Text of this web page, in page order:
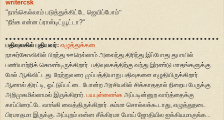
writercsk
"நாங்கெல்லாம் படுத்துக்கிட்டே ஜெயிப்போம்"
"நீங்க என்ன ப்ராஸ்டிட்யூட்டா?"
பதிவுலகில் புதியவர்: எழுத்துக்கடை
நாகர்கோவிலில் பிறந்து ஊரெல்லாம் அலைந்து திரிந்து இப்போது துபாயில்
பணியாற்றிக் கொண்டிருக்கிறார். பதிவுலகத்திற்கு வந்து இரண்டு மாதங்களுக்கு
மேல் ஆகிவிட்டது. நேற்றுவரை முப்பத்தியாறு பதிவுகளை எழுதியிருக்கிறார்.
ஆனால் திரட்டி, ஓட்டுப்பட்டை போன்ற அரசியலில் சிக்காததால் நிறைய பேருக்கு
அறிமுகமில்லாமல் இருக்கிறார். பயபுள்ளைங்க அப்படின்னுற வார்த்தைக்கு
காப்பிரைட்டே வாங்கி வைத்திருக்கிறார். சும்மா சொல்லக்கூடாது, எழுத்துநடை
பிரமாதமா இருக்கு. அப்புறம் என்ன சீக்கிரமா போய் ஜோதியில ஐக்கியமாகுங்க...